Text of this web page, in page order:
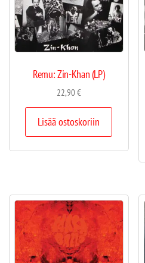
Remu: Zin-Khan (LP)
22,90€
Lisää ostoskoriin